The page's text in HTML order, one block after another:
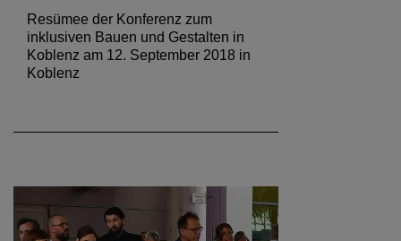
Resümee der Konferenz zum
inklusiven Bauen und Gestalten in
Koblenz am 12. September 2018 in
Koblenz